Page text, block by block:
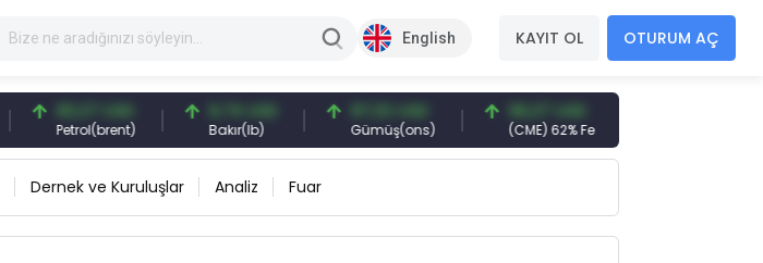
English KAYIT OL OTURUM AÇ
83,27 USD
Petrol(brent)
6,74 USD
Bakır(lb)
97,32 USD
Gümüş(ons)
96,27 USD
(CME) 62% Fe
Dernek ve Kuruluşlar Analiz Fuar